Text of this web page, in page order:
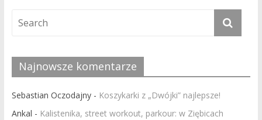
Najnowsze komentarze
Sebastian Oczodajny- Koszykarki z „Dwójki” najlepsze!
Ankal - Kalistenika, street workout, parkour: w Ziębicach